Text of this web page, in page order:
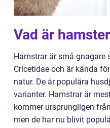
Vad är
Hamstrar är små gnagare
Cricetidae och är kända
natur. De är populära
varianter. Hamstrar är
kommer ursprungligen
men de har nu blivit